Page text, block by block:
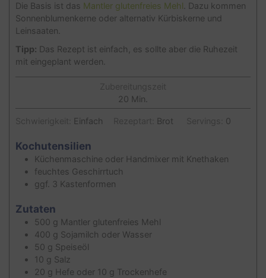
Die Basis ist das Mantler glutenfreies Mehl . Dazu kommen
Sonnenblumenkerne oder alternativ Kürbiskerne und
Leinsaaten.
Tipp: Das Rezept ist einfach, es sollte aber die Ruhezeit
mit eingeplant werden.
20 Minuten
Min.
Einfach Brot 0
Kochutensilien
Küchenmaschine oder Handmixer mit Knethaken
feuchtes Geschirrtuch
ggf. 3 Kastenformen
Zutaten
500 g Mantler glutenfreies Mehl
400 g Sojamilch oder Wasser
50 g Speiseöl
10 g Salz
20 g Hefe oder 10 g Trockenhefe